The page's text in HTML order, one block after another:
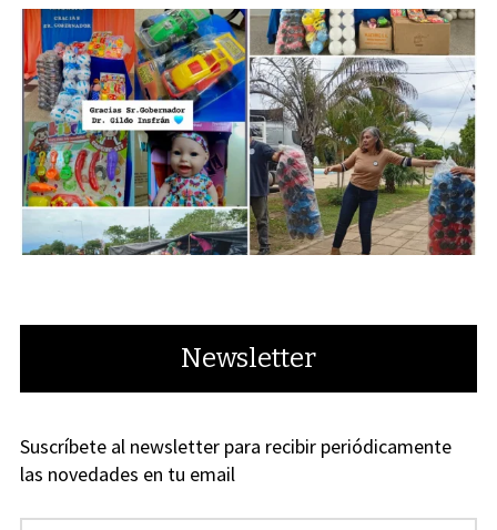
Newsletter
Suscríbete al newsletter para recibir periódicamente
las novedades en tu email